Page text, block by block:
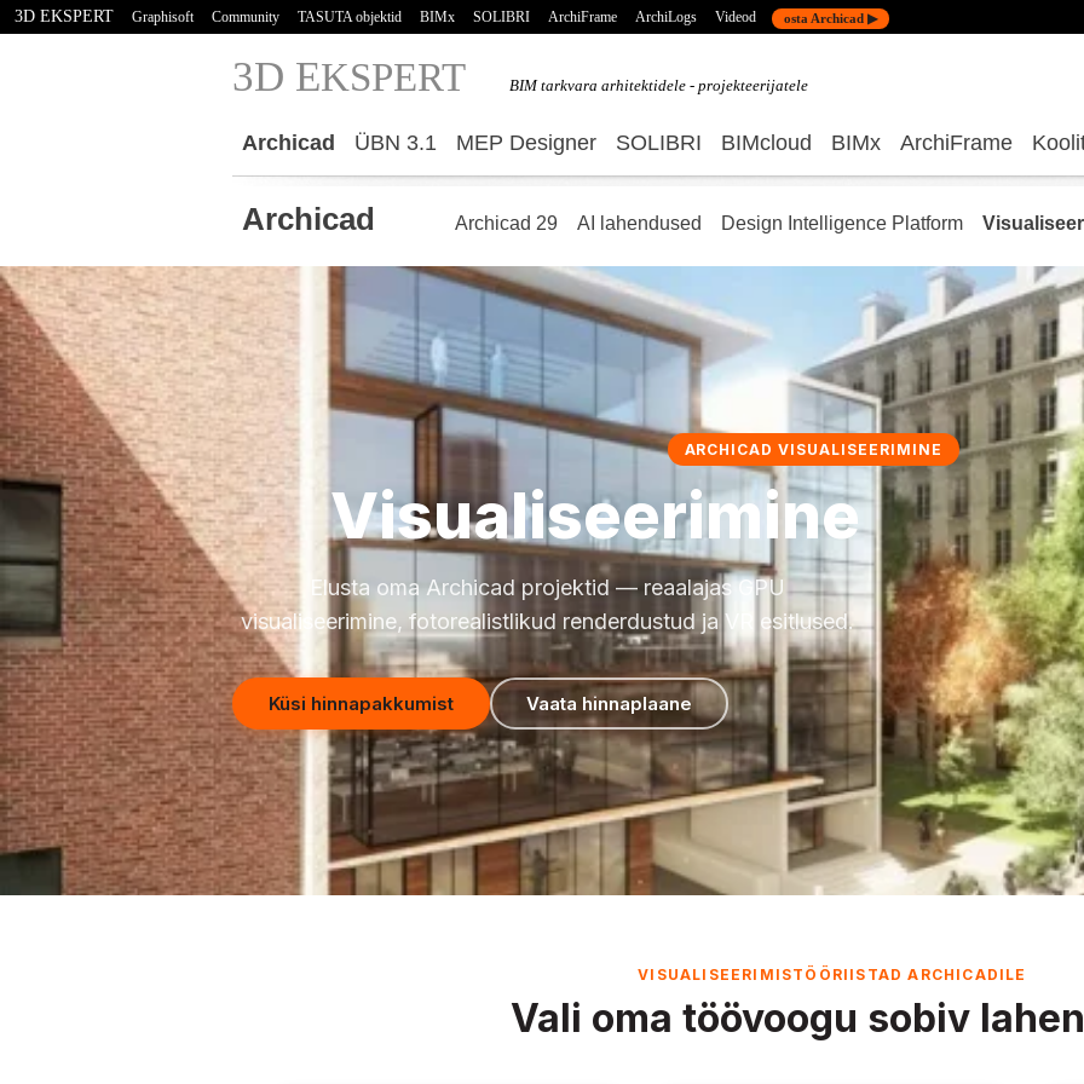
3D EKSPERT Graphisoft Community TASUTA objektid BIMx SOLIBRI ArchiFrame ArchiLogs Videod osta Archicad ▶
3D EKSPERT BIM tarkvara arhitektidele - projekteerijatele
Archicad ÜBN 3.1 MEP Designer SOLIBRI BIMcloud BIMx ArchiFrame
Archicad Archicad 29 AI lahendused Design Intelligence Platform
ARCHICAD VISUALISEERIMINE
Visualiseerimine
Elusta oma Archicad projektid — reaalajas GPU
visualiseerimine, fotorealistlikud renderdustud ja VR esitlused.
Küsi hinnapakkumist Vaata hinnaplaane
VISUALISEERIMISTÖÖRIISTAD ARCHICADILE
Vali oma töövoogu sobiv